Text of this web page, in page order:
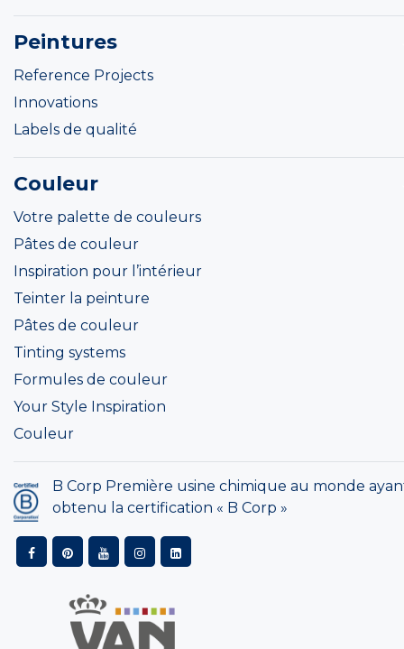
Peintures
Reference Projects
Innovations
Labels de qualité
Couleur
Votre palette de couleurs
Pâtes de couleur
Inspiration pour l’intérieur
Teinter la peinture
Pâtes de couleur
Tinting systems
Formules de couleur
Your Style Inspiration
Couleur
B Corp Première usine chimique au monde
obtenu la certification « B Corp »